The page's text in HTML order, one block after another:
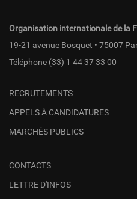
Organisation internationale de la
19-21 avenue Bosquet • 75007
Téléphone (33) 1 44 37 33 00
RECRUTEMENTS
APPELS À CANDIDATURES
MARCHÉS PUBLICS
CONTACTS
LETTRE D'INFOS